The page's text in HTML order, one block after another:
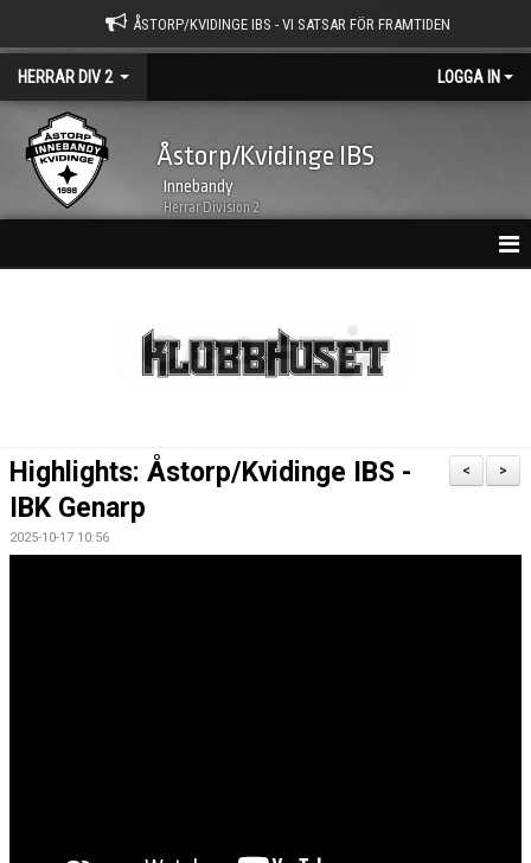
ÅSTORP/KVIDINGE IBS - VI SATSAR FÖR FRAMTIDEN
HERRAR DIV 2 LOGGA IN
Åstorp/Kvidinge IBS
Innebandy
Herrar Division 2
TRUPPEN
BILDGALLERI
>
<
Highlights: Åstorp/Kvidinge IBS -
IBK Genarp
2025-10-17 10:56